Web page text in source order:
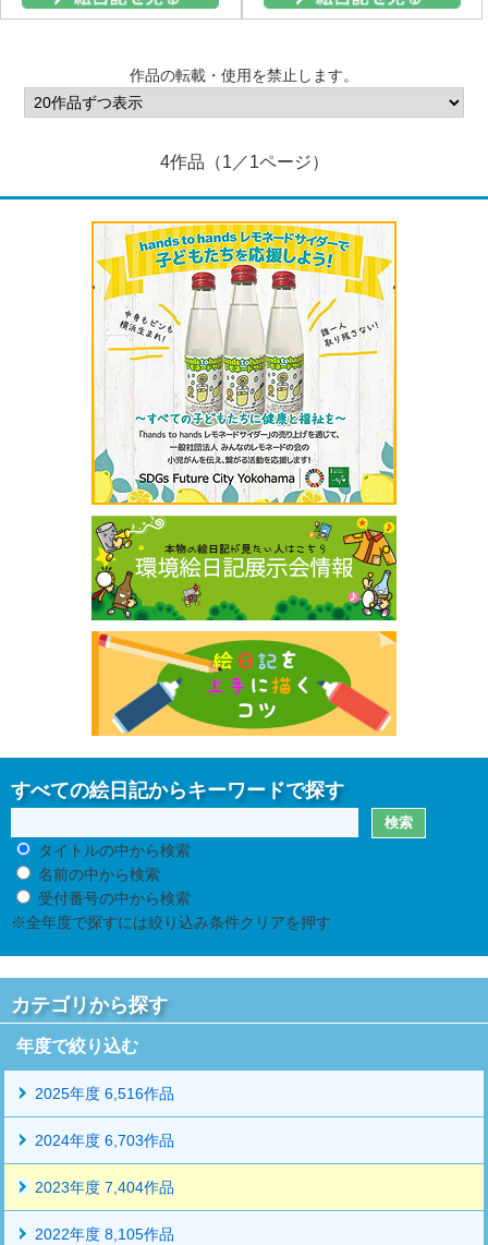
作品の転載・使用を禁止します。
4作品（1／1ページ）
すべての絵日記からキーワードで探す
タイトルの中から検索
名前の中から検索
受付番号の中から検索
※全年度で探すには絞り込み条件クリアを押す
カテゴリから探す
年度で絞り込む
2025年度 6,516作品
2024年度 6,703作品
2023年度 7,404作品
2022年度 8,105作品